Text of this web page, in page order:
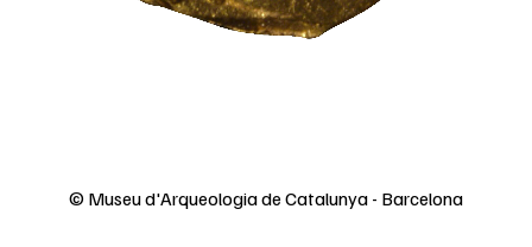
© Museu d'Arqueologia de Catalunya - Barcelona